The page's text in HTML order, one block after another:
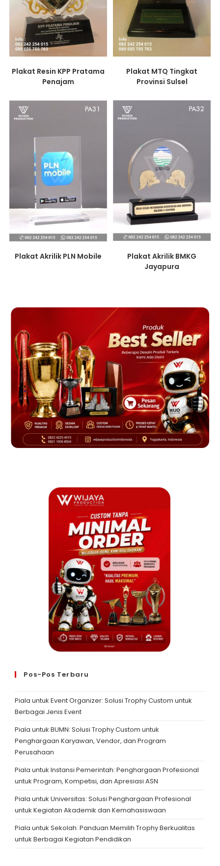
Plakat Resin KPP Pratama
Penajam
Plakat MTQ Tingkat
Provinsi Sulsel
Plakat Akrilik PLN Mobile
Plakat Akrilik BMKG
Jayapura
Pos-Pos Terbaru
Piala untuk Event Organizer: Solusi Trophy Custom untuk
Berbagai Jenis Event
Piala untuk BUMN: Solusi Trophy Custom untuk
Penghargaan Karyawan, Vendor, dan Program
Perusahaan
Piala untuk Instansi Pemerintah: Penghargaan Profesional
untuk Program, Kompetisi, dan Apresiasi ASN
Piala untuk Universitas: Solusi Penghargaan Profesional
untuk Kegiatan Akademik dan Kemahasiswaan
Piala untuk Sekolah: Panduan Memilih Trophy Berkualitas
untuk Berbagai Kegiatan Pendidikan